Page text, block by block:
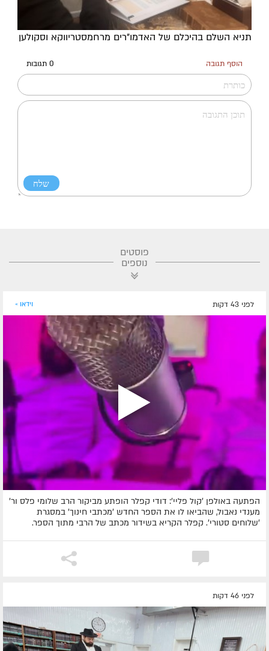
תניא השלם בהיכלם של האדמו"רים מרחמסטריווקא וסקולען
הוסף תגובה 0 תגובות
פוסטים
נוספים
לפני 43 דקות וידאו »
הפתעה באולפן 'קול פליי': דודי קפלר הופתע מביקור הרב שלומי פלס ור'
מענדי נאבול, שהביאו לו את הספר החדש 'מכתבי חינוך' במסגרת
'שלוחים סטורי'. קפלר הקריא בשידור מכתב של הרבי מתוך הספר.
לפני 46 דקות